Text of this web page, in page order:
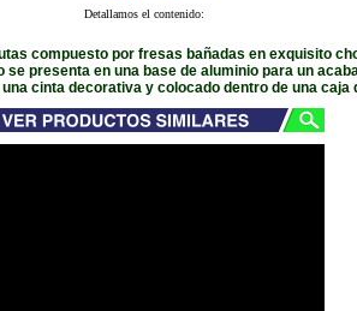
Detallamos el contenido:
compuesto por fresas bañadas en exquisito
presenta en una base de aluminio para un
cinta decorativa y colocado dentro de una caja